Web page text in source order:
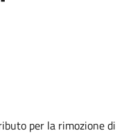
per la rimozione di